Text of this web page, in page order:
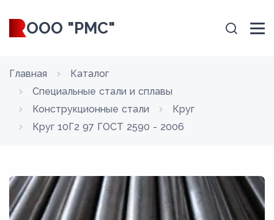
ООО "РМС"
Главная
Каталог
Специальные стали и сплавы
Конструкционные стали
Круг
Круг 10Г2 97 ГОСТ 2590 - 2006